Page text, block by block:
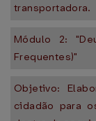
transportadora.
Módulo 2:
Frequentes)"
Objetivo:
cidadão para